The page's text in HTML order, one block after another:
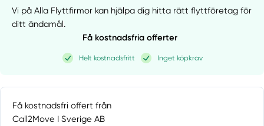
Vi på Alla Flyttfirmor kan hjälpa dig hitta rätt flyttföretag för
ditt ändamål.
Få kostnadsfria offerter
Helt kostnadsfritt Inget köpkrav
Få kostnadsfri offert från
Call2Move I Sverige AB